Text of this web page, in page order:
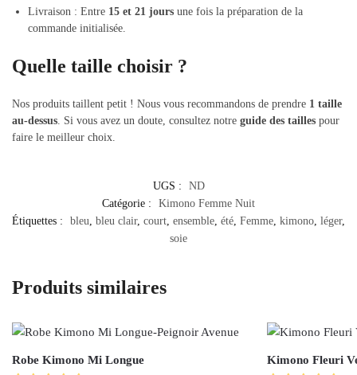
Livraison : Entre 15 et 21 jours une fois la préparation de la
commande initialisée.
Quelle taille choisir ?
Nos produits taillent petit ! Nous vous recommandons de prendre 1 taille
au-dessus. Si vous avez un doute, consultez notre guide des tailles pour
faire le meilleur choix.
UGS :
ND
Catégorie :
Kimono Femme Nuit
Étiquettes :
bleu bleu clair, court ensemble été Femme kimono léger,
soie
Produits similaires
Robe Kimono Mi Longue Kimono Fleuri